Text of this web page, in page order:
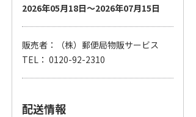
2026年05月18日～2026年07月15日
販売者：（株）郵便局物販サービス
TEL： 0120-92-2310
配送情報